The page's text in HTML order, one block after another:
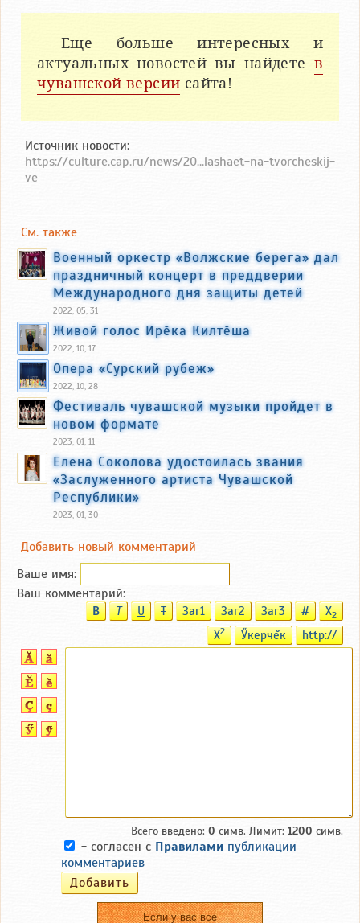
Еще больше интересных и
актуальных новостей вы найдете в
чувашской версии сайта!
Источник новости:
https://culture.cap.ru/news/20...lashaet-na-tvorcheskij-
ve
См. также
Военный оркестр «Волжские берега» дал
праздничный концерт в преддверии
Международного дня защиты детей
2022, 05, 31
Живой голос Ирӗка Килтӗша
2022, 10, 17
Опера «Сурский рубеж»
2022, 10, 28
Фестиваль чувашской музыки пройдет в
новом формате
2023, 01, 11
Елена Соколова удостоилась звания
«Заслуженного артиста Чувашской
Республики»
2023, 01, 30
Добавить новый комментарий
Ваше имя:
Ваш комментарий:
B T U T Заг1 Заг2 Заг3 # X2
X2 Ӳкерчĕк http://
Всего введено: 0 симв. Лимит: 1200 симв.
- согласен с Правилами публикации
комментариев
Если у вас все